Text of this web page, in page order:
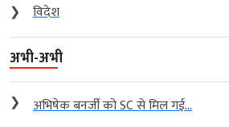
❯
विदेश
अभी-अभी
❯ अभिषेक बनर्जी को SC से मिल गई...